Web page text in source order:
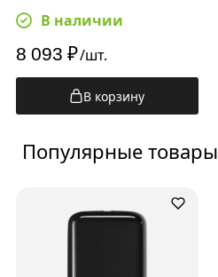
с центральной вытяжкой,
мини, черный
В наличии
8 093 ₽/шт.
В корзину
Популярные товары